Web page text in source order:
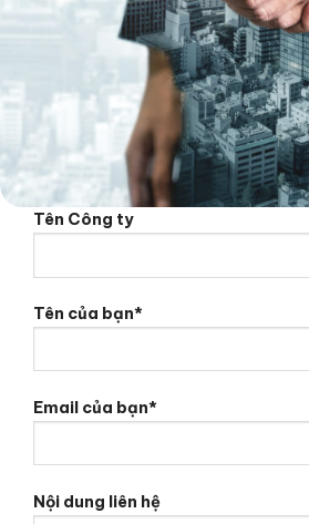
Tên Công ty
Tên của bạn*
Email của bạn*
Nội dung liên hệ